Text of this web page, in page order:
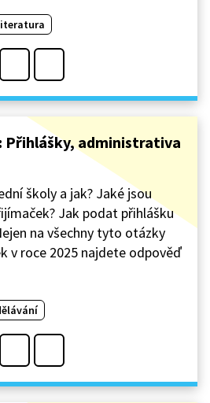
Přihlášky, administrativa
školy a jak? Jaké jsou
Jak podat přihlášku
na všechny tyto otázky
v roce 2025 najdete odpověď